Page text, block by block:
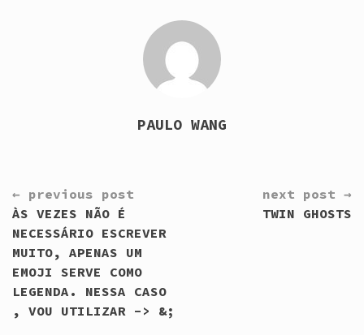
PAULO WANG
CONTINUE
READING
← previous post
ÀS VEZES NÃO É
NECESSÁRIO ESCREVER
MUITO, APENAS UM
EMOJI SERVE COMO
LEGENDA. NESSA CASO
, VOU UTILIZAR -> &;
next post →
TWIN GHOSTS